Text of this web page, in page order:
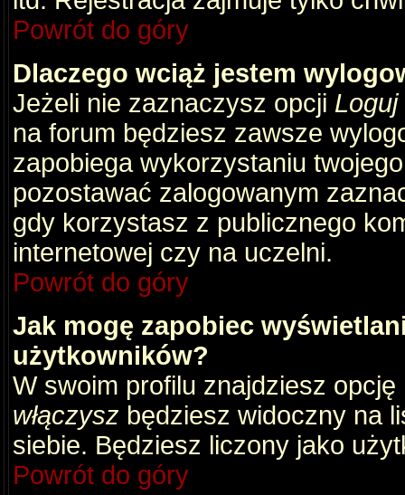
Powrót do góry
Dlaczego wciąż jestem
Jeżeli nie zaznaczysz opcji
na forum będziesz zawsze
zapobiega wykorzystaniu
pozostawać zalogowanym
gdy korzystasz z publicznego
internetowej czy na uczelni.
Powrót do góry
Jak mogę zapobiec
użytkowników?
W swoim profilu znajdziesz opcję
włączysz będziesz widoczny na
siebie. Będziesz liczony jako
Powrót do góry